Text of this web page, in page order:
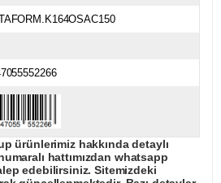
ürünlerimiz hakkında detaylı
hattımızdan whatsapp
edebilirsiniz. Sitemizdeki